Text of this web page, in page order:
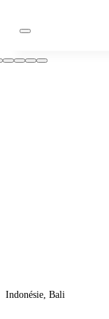
Indonésie, Bali